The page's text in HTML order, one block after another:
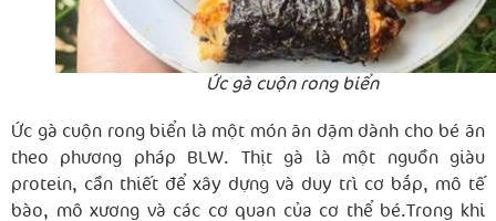
Ức gà cuộn rong biển
Ức gà cuộn rong biển là một món ăn dặm dành cho bé ăn
theo phương pháp BLW. Thịt gà là một nguồn giàu
protein, cần thiết để xây dựng và duy trì cơ bắp, mô tế
bào, mô xương và các cơ quan của cơ thể bé.Trong khi